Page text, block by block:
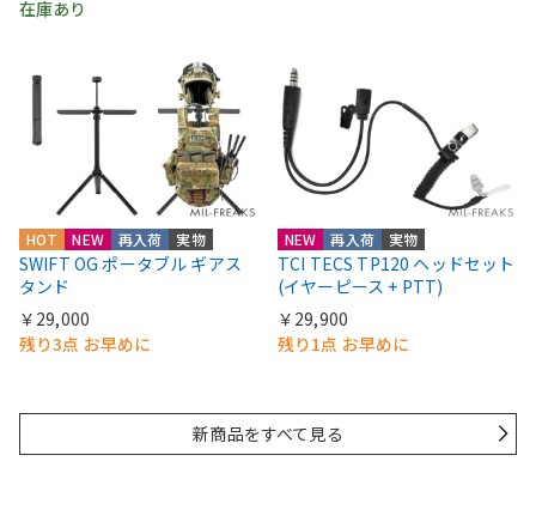
在庫あり
HOT NEW 再入荷 実物
SWIFT OG ポータブル ギアス
タンド
￥29,000
残り3点 お早めに
NEW 再入荷 実物
TCI TECS TP120 ヘッドセット
(イヤーピース + PTT)
￥29,900
残り1点 お早めに
新商品をすべて見る